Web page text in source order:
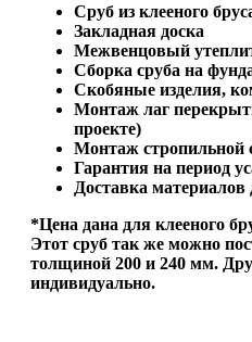
Сруб из клееного
Закладная доска
Межвенцовый
Сборка сруба на
Скобяные изделия,
Монтаж лаг
проекте)
Монтаж стропильной
Гарантия на период
Доставка
*Цена дана для клееного
Этот сруб так же можно
толщиной 200 и 240 мм.
индивидуально.